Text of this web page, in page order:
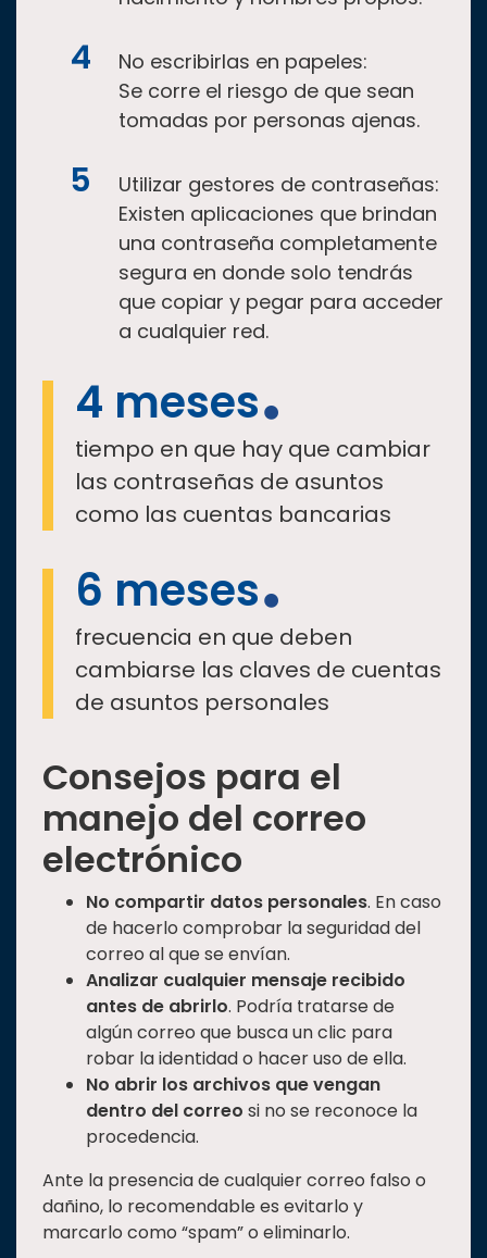
No escribirlas en papeles:
Se corre el riesgo de que sean
tomadas por personas ajenas.
Utilizar gestores de contraseñas:
Existen aplicaciones que brindan
una contraseña completamente
segura en donde solo tendrás
que copiar y pegar para acceder
a cualquier red.
4 meses
tiempo en que hay que cambiar
las contraseñas de asuntos
como las cuentas bancarias
6 meses
frecuencia en que deben
cambiarse las claves de cuentas
de asuntos personales
Consejos para el
manejo del correo
electrónico
No compartir datos personales. En caso
de hacerlo comprobar la seguridad del
correo al que se envían.
Analizar cualquier mensaje recibido
antes de abrirlo. Podría tratarse de
algún correo que busca un clic para
robar la identidad o hacer uso de ella.
No abrir los archivos que vengan
dentro del correo si no se reconoce la
procedencia.
Ante la presencia de cualquier correo falso o
dañino, lo recomendable es evitarlo y
marcarlo como “spam” o eliminarlo.